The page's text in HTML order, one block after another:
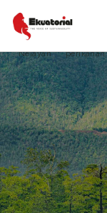
TIPE TOPIK
fellowsea
Nelayan perikanan